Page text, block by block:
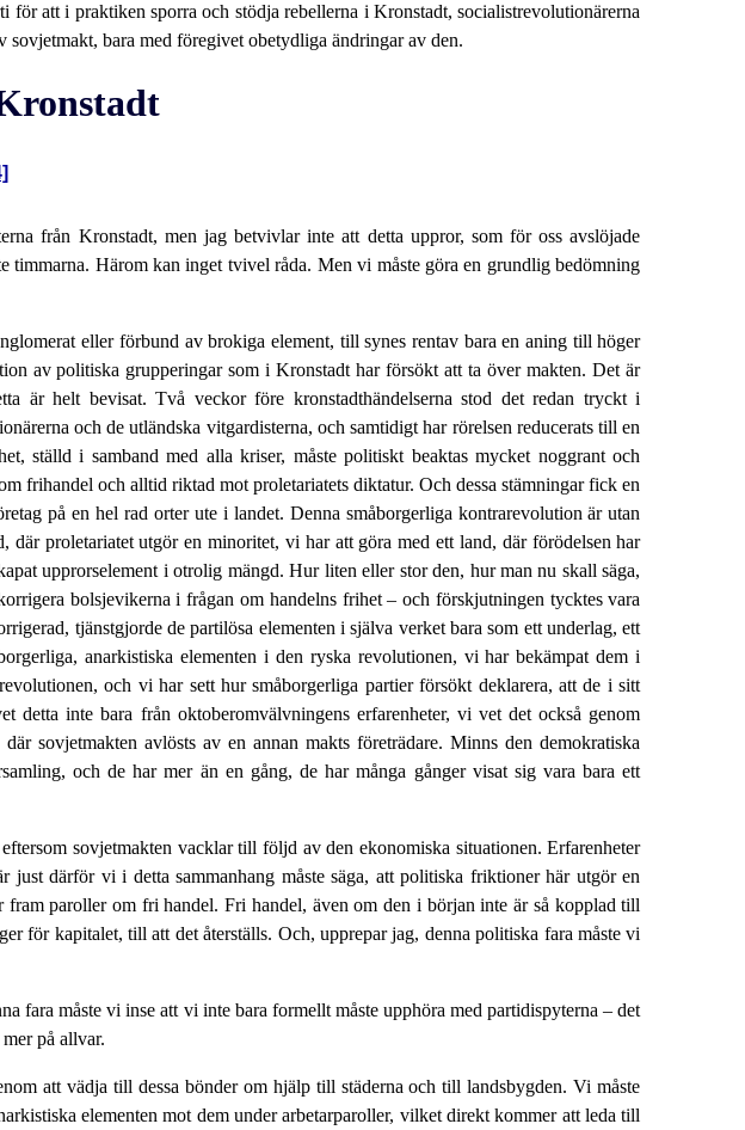
att i praktiken sporra och stödja rebellerna i Kronstadt, socialistrevolutionärerna
bara med föregivet obetydliga ändringar av den.
från Kronstadt, men jag betvivlar inte att detta uppror, som för oss avslöjade
timmarna. Härom kan inget tvivel råda. Men vi måste göra en grundlig bedömning
eller förbund av brokiga element, till synes rentav bara en aning till höger
av politiska grupperingar som i Kronstadt har försökt att ta över makten. Det är
är helt bevisat. Två veckor före kronstadthändelserna stod det redan tryckt i
och de utländska vitgardisterna, och samtidigt har rörelsen reducerats till en
ställd i samband med alla kriser, måste politiskt beaktas mycket noggrant och
frihandel och alltid riktad mot proletariatets diktatur. Och dessa stämningar fick en
på en hel rad orter ute i landet. Denna småborgerliga kontrarevolution är utan
proletariatet utgör en minoritet, vi har att göra med ett land, där förödelsen har
upprorselement i otrolig mängd. Hur liten eller stor den, hur man nu skall säga,
bolsjevikerna i frågan om handelns frihet–och förskjutningen tycktes vara
tjänstgjorde de partilösa elementen i själva verket bara som ett underlag, ett
anarkistiska elementen i den ryska revolutionen, vi har bekämpat dem i
och vi har sett hur småborgerliga partier försökt deklarera, att de i sitt
inte bara från oktoberomvälvningens erfarenheter, vi vet det också genom
sovjetmakten avlösts av en annan makts företrädare. Minns den demokratiska
och de har mer än en gång, de har många gånger visat sig vara bara ett
sovjetmakten vacklar till följd av den ekonomiska situationen. Erfarenheter
därför vi i detta sammanhang måste säga, att politiska friktioner här utgör en
paroller om fri handel. Fri handel, även om den i början inte är så kopplad till
för kapitalet, till att det återställs. Och, upprepar jag, denna politiska fara måste vi
fara måste vi inse att vi inte bara formellt måste upphöra med partidispyterna – det
på allvar.
att vädja till dessa bönder om hjälp till städerna och till landsbygden. Vi måste
elementen mot dem under arbetarparoller, vilket direkt kommer att leda till